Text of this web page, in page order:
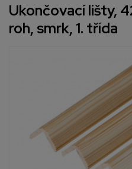
Ukončovací lišty,
roh, smrk, 1. třída